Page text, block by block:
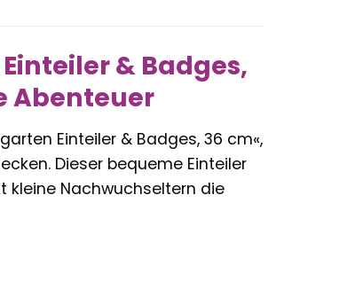
& Badges,
Abenteuer
Einteiler & Badges, 36 cm«,
Dieser bequeme Einteiler
Nachwuchseltern die